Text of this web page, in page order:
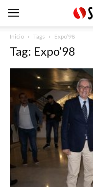
Inicio Tags Expo’98
Tag: Expo’98